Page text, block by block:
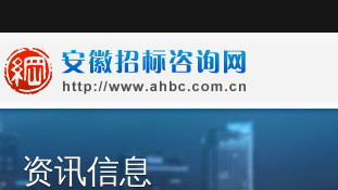
资讯信息